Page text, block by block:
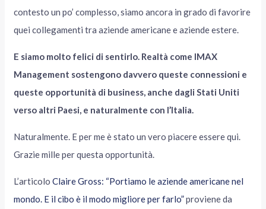
contesto un po’ complesso, siamo ancora in grado di favorire
quei collegamenti tra aziende americane e aziende estere.
E siamo molto felici di sentirlo. Realtà come IMAX
Management sostengono davvero queste connessioni e
queste opportunità di business, anche dagli Stati Uniti
verso altri Paesi, e naturalmente con l’Italia.
Naturalmente. E per me è stato un vero piacere essere qui.
Grazie mille per questa opportunità.
L’articoloClaire Gross: “Portiamo le aziende americane nel
mondo. E il cibo è il modo migliore per farlo”proviene da